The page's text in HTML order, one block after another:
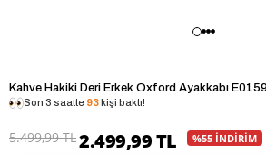
Kahve Hakiki Deri Erkek Oxford Ayakkabı
Son 3 saatte 93kişi baktı!
5.499,99 TL2.499,99 TL %55 İNDİRİM